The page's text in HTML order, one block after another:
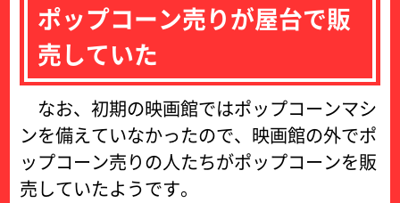
ポップコーン売りが屋台で販
売していた
なお、初期の映画館ではポップコーンマシ
ンを備えていなかったので、映画館の外でポ
ップコーン売りの人たちがポップコーンを販
売していたようです。